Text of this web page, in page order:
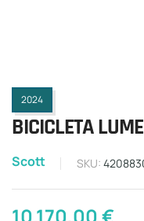
2024
BICICLETA
Scott SKU:
10.170,00€